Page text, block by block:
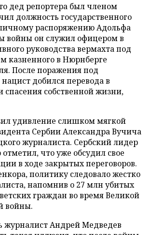
дед репортера был членом
должность государственного
распоряжению Адольфа
войны он служил офицером в
руководства вермахта под
казненного в Нюрнберге
После поражения под
добился перевода в
спасения собственной жизни,
удивление слишком мягкой
Сербии Александра Вучича
журналиста. Сербский лидер
что уже обсудил свое
в ходе закрытых переговоров.
политику следовало жестко
напомнив о 27 млн убитых
граждан во время Великой
войны.
журналист Андрей Медведев